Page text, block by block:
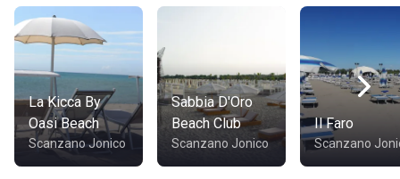
Vela
Escursioni
Schiuma party
Ristorante con colazione, pranzo e cena
Bar a bordo piscina
Biberoneria per bambini fino a 3 anni
La Kicca By
Oasi Beach
Scanzano Jonico
Sabbia D'Oro
Beach Club
Scanzano Jonico
Il Faro
Scanzano